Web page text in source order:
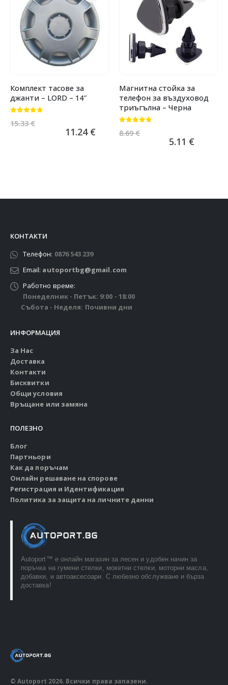
Комплект тасове за
джанти – LORD – 14″
15.33€
11.24 €
Магнитна стойка за
телефон за въздуховод
триъгълна – Черна
8.69€
5.11 €
КОНТАКТИ
Телефон: 0876 543 239
Email: autoportbg@gmail.com
Работно време:
Понеделник - Петък: 9:00 - 18:00
Събота - Неделя: Почивни дни
ИНФОРМАЦИЯ
За Нас
Доставка
Контакти
Бисквитки
Общи условия
Връщане или замяна
ПОЛЕЗНО
Блог
Партньори
Как да поръчам
Онлайн решаване на спорове
Регистрация и Идентификация
Политика за защита на личните данни
Autoport™ e онлайн магазин за лесен и удобен начин за
поръчка на гумени стелки, мокетни стелки, моторни масла,
добавки, и автоаксесоари. С любезно обслужване и бърза
доставка!
© Autoport 2026. Всички права запазени.